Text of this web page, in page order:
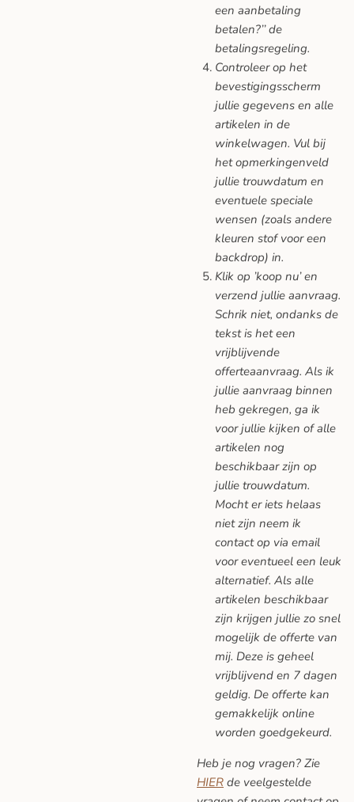
een aanbetaling
betalen?’’ de
betalingsregeling.
Controleer op het
bevestigingsscherm
jullie gegevens en alle
artikelen in de
winkelwagen. Vul bij
het opmerkingenveld
jullie trouwdatum en
eventuele speciale
wensen (zoals andere
kleuren stof voor een
backdrop) in.
Klik op ’koop nu’ en
verzend jullie aanvraag.
Schrik niet, ondanks de
tekst is het een
vrijblijvende
offerteaanvraag. Als ik
jullie aanvraag binnen
heb gekregen, ga ik
voor jullie kijken of alle
artikelen nog
beschikbaar zijn op
jullie trouwdatum.
Mocht er iets helaas
niet zijn neem ik
contact op via email
voor eventueel een leuk
alternatief. Als alle
artikelen beschikbaar
zijn krijgen jullie zo snel
mogelijk de offerte van
mij. Deze is geheel
vrijblijvend en 7 dagen
geldig. De offerte kan
gemakkelijk online
worden goedgekeurd.
Heb je nog vragen? Zie
HIER de veelgestelde